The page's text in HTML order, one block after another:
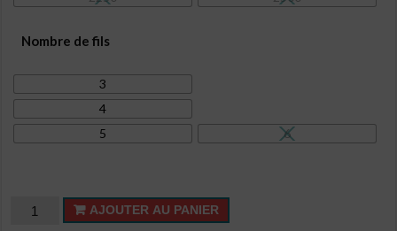
Nombre de fils
3
4
5
6
quantité
AJOUTER AU PANIER